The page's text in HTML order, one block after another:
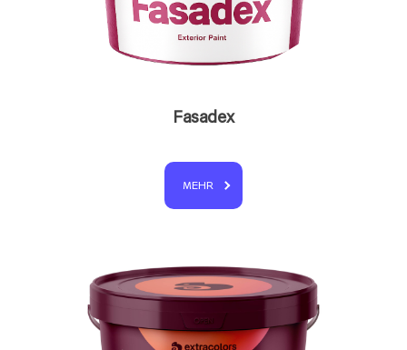
Fasadex
MEHR